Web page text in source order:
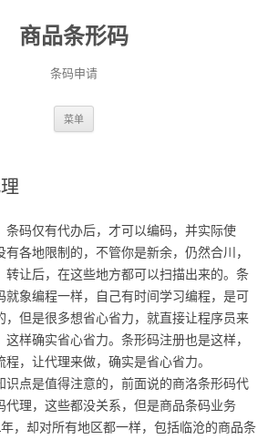
商品条形码
条码申请
菜单
条码仅有代办后，才可以编码，并实际使
各地限制的，不管你是新余，仍然合川，
转让后，在这些地方都可以扫描出来的。条
就象编程一样，自己有时间学习编程，是可
，但是很多想省心省力，就直接让程序员来
样确实省心省力。条形码注册也是这样，
，让代理来做，确实是省心省力。
识点是值得注意的，前面说的商洛条形码代
代理，这些都没关系，但是商品条码业务
，却对所有地区都一样，包括临沧的商品条